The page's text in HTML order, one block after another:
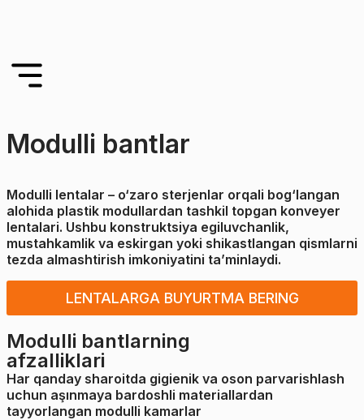
Modulli bantlar
Modulli lentalar – o‘zaro sterjenlar orqali bog‘langan
alohida plastik modullardan tashkil topgan konveyer
lentalari. Ushbu konstruktsiya egiluvchanlik,
mustahkamlik va eskirgan yoki shikastlangan qismlarni
tezda almashtirish imkoniyatini ta’minlaydi.
LENTALARGA BUYURTMA BERING
Modulli bantlarning
afzalliklari
Har qanday sharoitda gigienik va oson parvarishlash
uchun aşınmaya bardoshli materiallardan
tayyorlangan modulli kamarlar